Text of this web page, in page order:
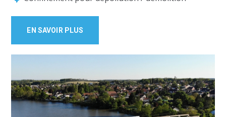
EN SAVOIR PLUS